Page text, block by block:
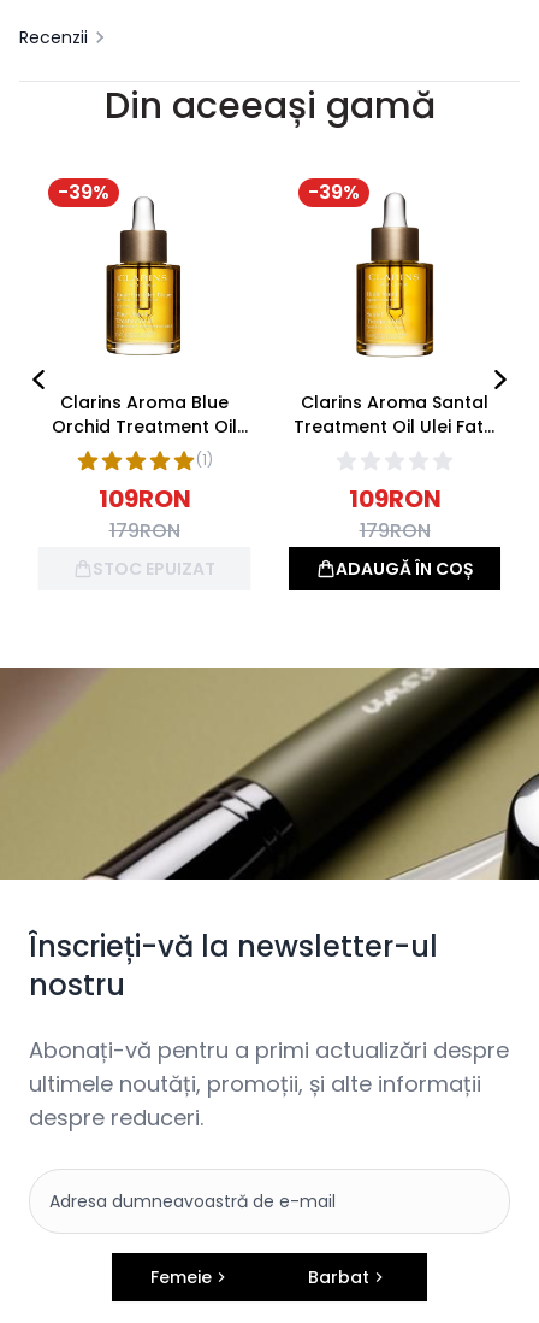
Recenzii
Din aceeași gamă
-39%
Clarins Aroma Blue
Orchid Treatment Oil
Ulei Fata Ten
Deshidratat 30ml
(1)
109RON
179RON
STOC EPUIZAT
-39%
Clarins Aroma Santal
Treatment Oil Ulei Fata
Ten Uscat 30ml
109RON
179RON
ADAUGĂ ÎN COȘ
Înscrieți-vă la newsletter-ul
nostru
Abonați-vă pentru a primi actualizări despre
ultimele noutăți, promoții, și alte informații
despre reduceri.
Femeie Barbat